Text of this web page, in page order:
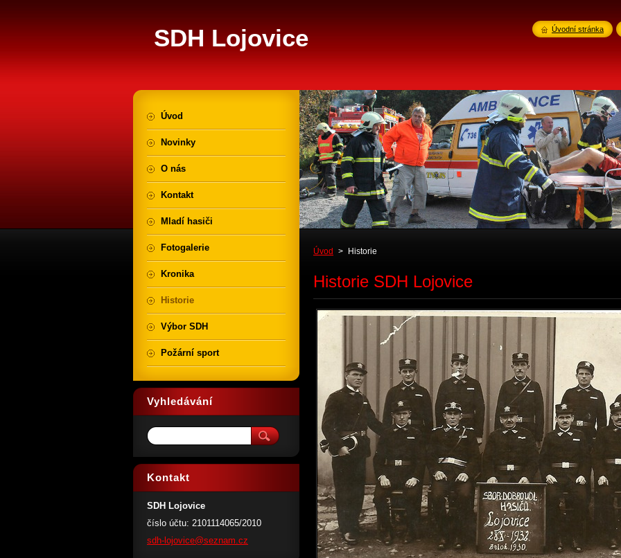
SDH Lojovice
Úvod > Historie
Historie SDH Lojovice
Úvod
Novinky
O nás
Kontakt
Mladí hasiči
Fotogalerie
Kronika
Historie
Výbor SDH
Požární sport
Vyhledávání
Kontakt
SDH Lojovice
číslo účtu: 2101114065/2010
sdh-lojovice@seznam.cz
Úvodní stránka